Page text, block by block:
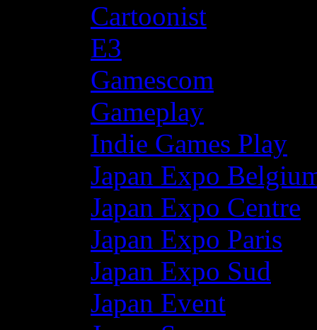
Cartoonist
E3
Gamescom
Gameplay
Indie Games Play
Japan Expo
Japan Expo Centre
Japan Expo Paris
Japan Expo Sud
Japan Event